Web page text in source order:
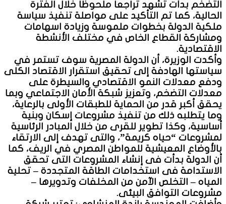
التضخم بدأت تشهد تراجعاً ملحوظاً خلال الفترة
الحالية، كما تم التأكيد على مواصلة تنفيذ سياسة
ملكية الدولة بخطوات ملموسة وزيادة اسهامات
ومشاركة القطاع الخاص في مختلف الأنشطة
الاقتصادية.
وأكدت الوزيرة، أن الدولة المصرية سوف تستمر في
سياستها الهادفة إلى تحقيق استقرار الاقتصاد الكلى
ودفع معدلات النمو الاقتصادي والسيطرة على
معدلات التضخم، وتعزيز شبكة الأمان الاجتماعي وبما
يحقق أكبر قدر من الحماية للطبقات الأولى بالرعاية،
وما يتطلبه ذلك من تنفيذ مشروعات إسكان وبنية
أساسية، وكذا تطوير للقرى من خلال المبادر الرئاسية
لمشروعات “حياه كريمة”، والتى تهدف إلى الارتقاء
بالأوضاع المعيشية للمواطن المصري في الريف، كما
أن الدولة بدأت فى إنشاء المشروعات التى تحقق
الاستدامة فى استخدامات الطاقة المتجددة – تحلية
المياه – التخلص الآمن من المخلفات وتدويرها –
مشروعات التوافق البيئى.